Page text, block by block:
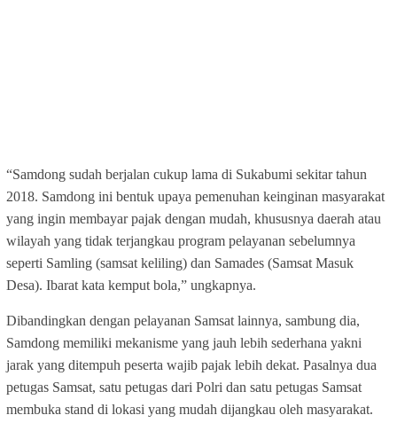
“Samdong sudah berjalan cukup lama di Sukabumi sekitar tahun
2018. Samdong ini bentuk upaya pemenuhan keinginan masyarakat
yang ingin membayar pajak dengan mudah, khususnya daerah atau
wilayah yang tidak terjangkau program pelayanan sebelumnya
seperti Samling (samsat keliling) dan Samades (Samsat Masuk
Desa). Ibarat kata kemput bola,” ungkapnya.
Dibandingkan dengan pelayanan Samsat lainnya, sambung dia,
Samdong memiliki mekanisme yang jauh lebih sederhana yakni
jarak yang ditempuh peserta wajib pajak lebih dekat. Pasalnya dua
petugas Samsat, satu petugas dari Polri dan satu petugas Samsat
membuka stand di lokasi yang mudah dijangkau oleh masyarakat.